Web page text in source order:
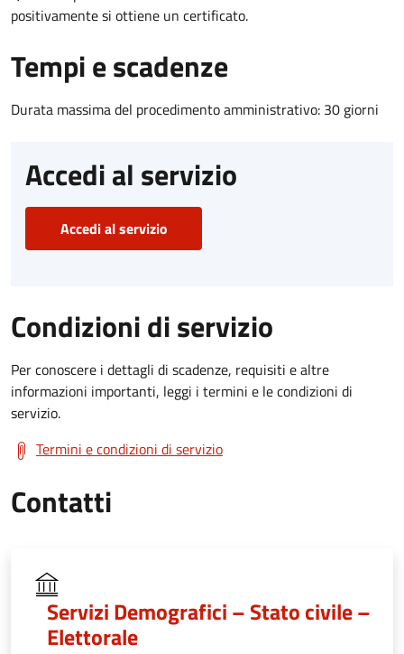
positivamente si ottiene un certificato.
Tempi e scadenze
Durata massima del procedimento amministrativo: 30 giorni
Accedi al servizio
Accedi al servizio
Condizioni di servizio
Per conoscere i dettagli di scadenze, requisiti e altre
informazioni importanti, leggi i termini e le condizioni di
servizio.
Termini e condizioni di servizio
Contatti
Servizi Demografici – Stato civile –
Elettorale